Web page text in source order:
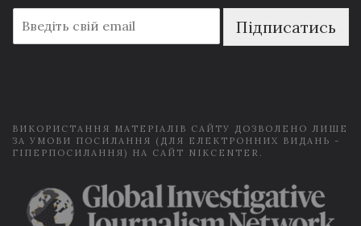
m
a
Підписатись
ВИКОРИСТАННЯ МАТЕРІАЛІВ САЙТУ ДОЗВОЛЕНО ЛИШЕ
ЗА УМОВИ ПОСИЛАННЯ (ДЛЯ ЕЛЕКТРОННИХ ВИДАНЬ -
ГІПЕРПОСИЛАННЯ) НА САЙТ NIKCENTER.